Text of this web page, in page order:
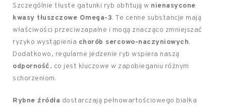
Szczególnie tłuste gatunki ryb obfitują w nienasycone
kwasy tłuszczowe Omega-3. Te cenne substancje mają
właściwości przeciwzapalne i mogą znacząco zmniejszać
ryzyko wystąpienia chorób sercowo-naczyniowych.
Dodatkowo, regularne jedzenie ryb wspiera naszą
odporność, co jest kluczowe w zapobieganiu różnym
schorzeniom.
Rybne źródła dostarczają pełnowartościowego białka